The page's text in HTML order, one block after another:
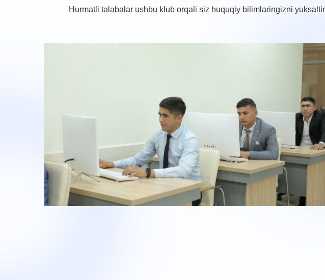
Hurmatli talabalar ushbu klub orqali siz huquqiy bilimlaringizni